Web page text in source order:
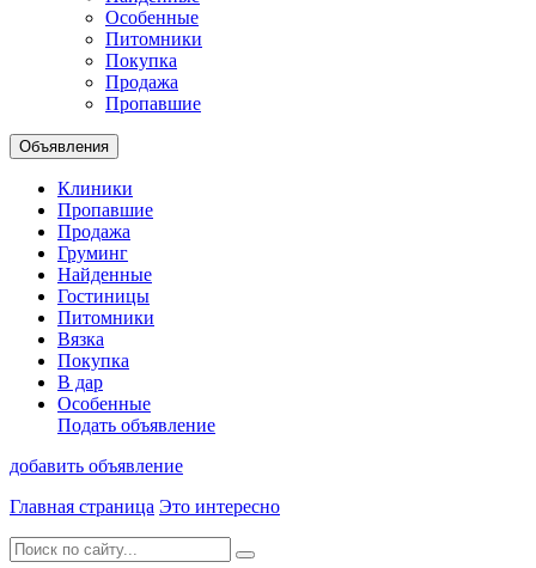
Особенные
Питомники
Покупка
Продажа
Пропавшие
Объявления
Клиники
Пропавшие
Продажа
Груминг
Найденные
Гостиницы
Питомники
Вязка
Покупка
В дар
Особенные
Подать объявление
добавить объявление
Главная страница Это интересно